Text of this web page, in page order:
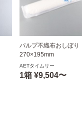
パルプ不織布おしぼり
270×195mm
丸型 1,200本
AETタイムリー
AETタイムリー
1箱 ¥9,504〜